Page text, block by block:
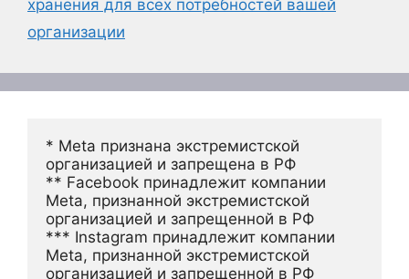
хранения для всех потребностей вашей
организации
* Meta признана экстремистской
организацией и запрещена в РФ
** Facebook принадлежит компании
Meta, признанной экстремистской
организацией и запрещенной в РФ
*** Instagram принадлежит компании
Meta, признанной экстремистской
организацией и запрещенной в РФ